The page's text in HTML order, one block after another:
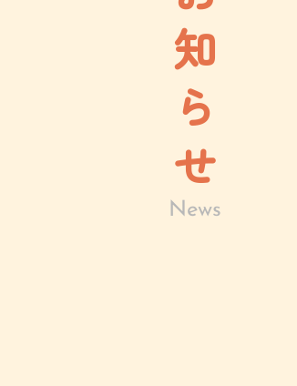
知
ら
せ
News